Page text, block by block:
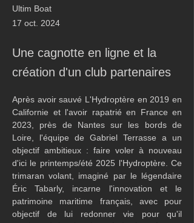
Ultim Boat
17 oct. 2024
Une cagnotte en ligne et la
création d'un club partenaires
Après avoir sauvé L'Hydroptère en 2019 en
Californie et l'avoir rapatrié en France en
2023, près de Nantes sur les bords de
Loire, l'équipe de Gabriel Terrasse a un
objectif ambitieux : faire voler à nouveau
d'ici le printemps/été 2025 l'Hydroptère. Ce
trimaran volant, imaginé par le légendaire
Éric Tabarly, incarne l'innovation et le
patrimoine maritime français, avec pour
objectif de lui redonner vie pour qu'il